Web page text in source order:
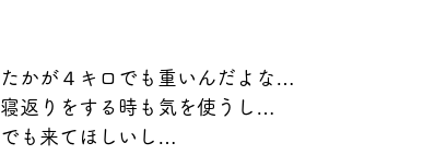
たかが４キロでも重いんだよな…
寝返りをする時も気を使うし…
でも来てほしいし…